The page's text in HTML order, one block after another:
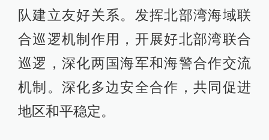
队建立友好关系。发挥北部湾海域联
合巡逻机制作用，开展好北部湾联合
巡逻，深化两国海军和海警合作交流
机制。深化多边安全合作，共同促进
地区和平稳定。